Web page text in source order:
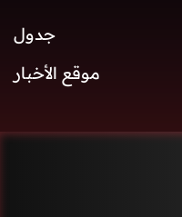
جدول
موقع الأخبار